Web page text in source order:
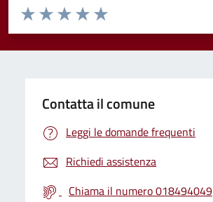
Valuta da 1 a 5 stelle la pagina
Valuta 5 stelle su 5
Valuta 4 stelle su 5
Valuta 3 stelle su 5
Valuta 2 stelle su 5
Valuta 1 stelle su 5
Contatta il comune
Leggi le domande frequenti
Richiedi assistenza
Chiama il numero 018494049